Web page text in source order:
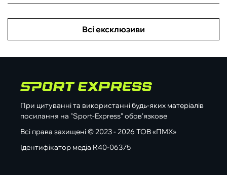
Всі ексклюзиви
При цитуванні та використанні будь-яких матеріалів
посилання на "Sport-Express" обов'язкове
Всі права захищені © 2023 - 2026 ТОВ «ПМХ»
Ідентифікатор медіа R40-06375